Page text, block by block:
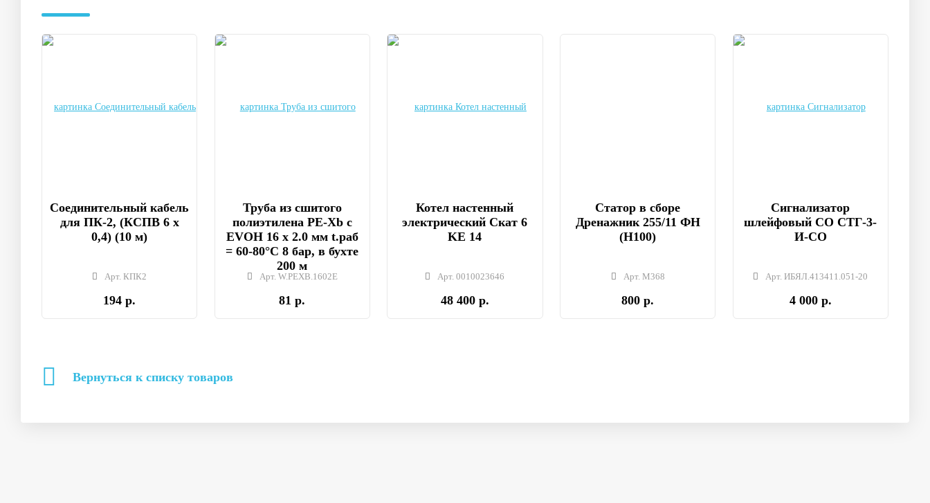
Соединительный кабель
для ПК-2, (КСПВ 6 х
0,4) (10 м)
Арт. КПК2
194 р.
Труба из сшитого
полиэтилена PE-Xb с
EVOH 16 x 2.0 мм t.раб
= 60-80°C 8 бар, в бухте
200 м
Арт. W.PEXB.1602E
81 р.
Котел настенный
электрический Скат 6
KE 14
Арт. 0010023646
48 400 р.
Статор в сборе
Дренажник 255/11 ФН
(Н100)
Арт. М368
800 р.
Сигнализатор
шлейфовый СО СТГ-3-
И-СО
Арт. ИБЯЛ.413411.051-20
4 000 р.
Вернуться к списку товаров